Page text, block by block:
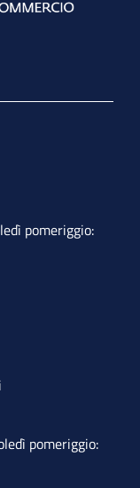
pomeriggio:
pomeriggio: